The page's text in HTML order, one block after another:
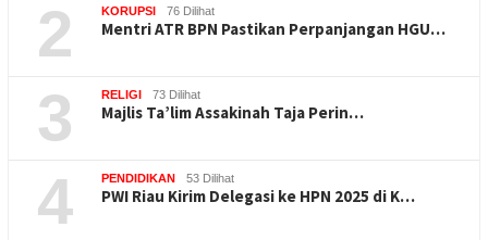
2 KORUPSI 76 Dilihat
Mentri ATR BPN Pastikan Perpanjangan HGU…
3 RELIGI 73 Dilihat
Majlis Ta’lim Assakinah Taja Perin…
4 PENDIDIKAN 53 Dilihat
PWI Riau Kirim Delegasi ke HPN 2025 di K…